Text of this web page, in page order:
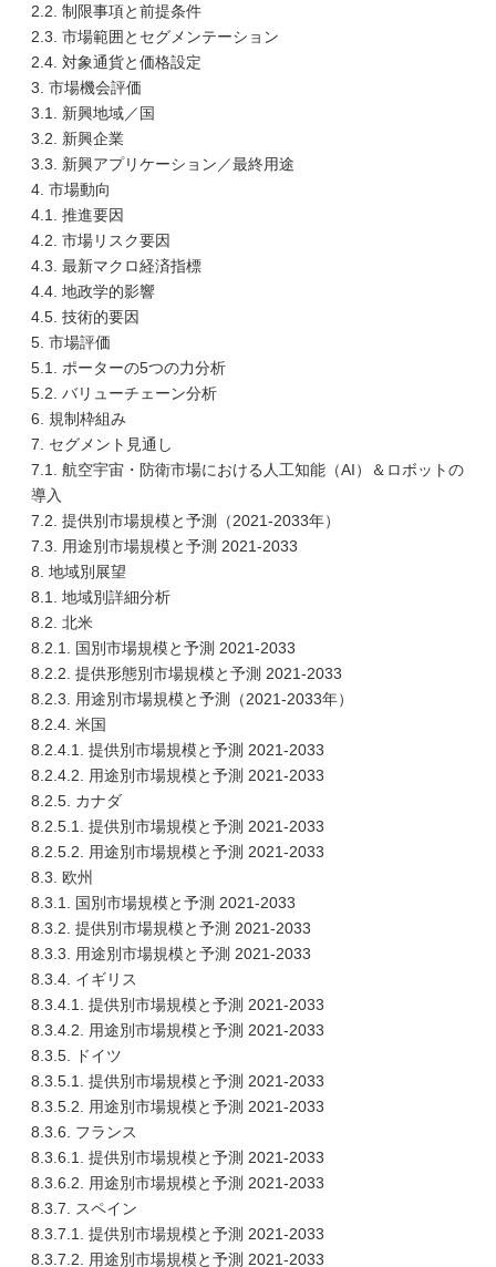
2.2. 制限事項と前提条件
2.3. 市場範囲とセグメンテーション
2.4. 対象通貨と価格設定
3. 市場機会評価
3.1. 新興地域／国
3.2. 新興企業
3.3. 新興アプリケーション／最終用途
4. 市場動向
4.1. 推進要因
4.2. 市場リスク要因
4.3. 最新マクロ経済指標
4.4. 地政学的影響
4.5. 技術的要因
5. 市場評価
5.1. ポーターの5つの力分析
5.2. バリューチェーン分析
6. 規制枠組み
7. セグメント見通し
7.1. 航空宇宙・防衛市場における人工知能（AI）＆ロボットの
導入
7.2. 提供別市場規模と予測（2021-2033年）
7.3. 用途別市場規模と予測 2021-2033
8. 地域別展望
8.1. 地域別詳細分析
8.2. 北米
8.2.1. 国別市場規模と予測 2021-2033
8.2.2. 提供形態別市場規模と予測 2021-2033
8.2.3. 用途別市場規模と予測（2021-2033年）
8.2.4. 米国
8.2.4.1. 提供別市場規模と予測 2021-2033
8.2.4.2. 用途別市場規模と予測 2021-2033
8.2.5. カナダ
8.2.5.1. 提供別市場規模と予測 2021-2033
8.2.5.2. 用途別市場規模と予測 2021-2033
8.3. 欧州
8.3.1. 国別市場規模と予測 2021-2033
8.3.2. 提供別市場規模と予測 2021-2033
8.3.3. 用途別市場規模と予測 2021-2033
8.3.4. イギリス
8.3.4.1. 提供別市場規模と予測 2021-2033
8.3.4.2. 用途別市場規模と予測 2021-2033
8.3.5. ドイツ
8.3.5.1. 提供別市場規模と予測 2021-2033
8.3.5.2. 用途別市場規模と予測 2021-2033
8.3.6. フランス
8.3.6.1. 提供別市場規模と予測 2021-2033
8.3.6.2. 用途別市場規模と予測 2021-2033
8.3.7. スペイン
8.3.7.1. 提供別市場規模と予測 2021-2033
8.3.7.2. 用途別市場規模と予測 2021-2033